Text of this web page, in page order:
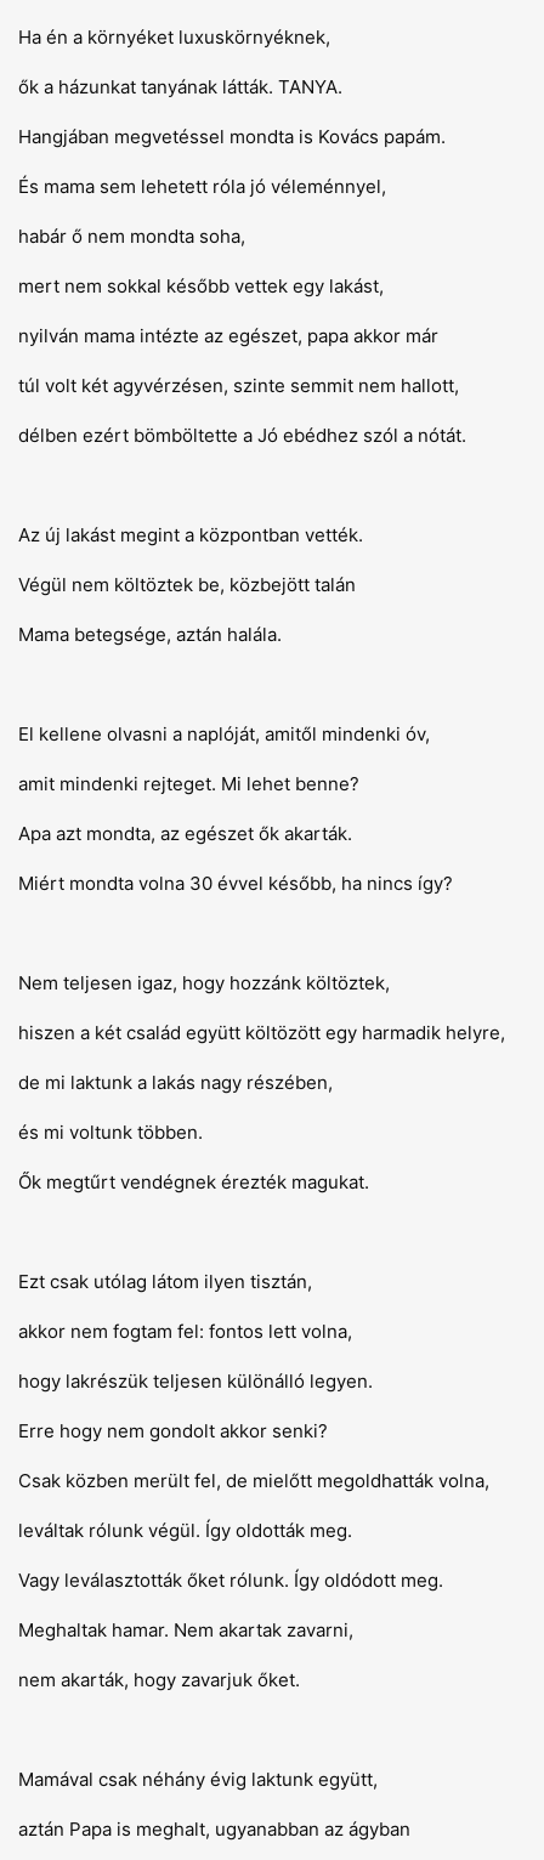
Ha én a környéket luxuskörnyéknek,
ők a házunkat tanyának látták. TANYA.
Hangjában megvetéssel mondta is Kovács papám.
És mama sem lehetett róla jó véleménnyel,
habár ő nem mondta soha,
mert nem sokkal később vettek egy lakást,
nyilván mama intézte az egészet, papa akkor már
túl volt két agyvérzésen, szinte semmit nem hallott,
délben ezért bömböltette a Jó ebédhez szól a nótát.
Az új lakást megint a központban vették.
Végül nem költöztek be, közbejött talán
Mama betegsége, aztán halála.
El kellene olvasni a naplóját, amitől mindenki óv,
amit mindenki rejteget. Mi lehet benne?
Apa azt mondta, az egészet ők akarták.
Miért mondta volna 30 évvel később, ha nincs így?
Nem teljesen igaz, hogy hozzánk költöztek,
hiszen a két család együtt költözött egy harmadik helyre,
de mi laktunk a lakás nagy részében,
és mi voltunk többen.
Ők megtűrt vendégnek érezték magukat.
Ezt csak utólag látom ilyen tisztán,
akkor nem fogtam fel: fontos lett volna,
hogy lakrészük teljesen különálló legyen.
Erre hogy nem gondolt akkor senki?
Csak közben merült fel, de mielőtt megoldhatták volna,
leváltak rólunk végül. Így oldották meg.
Vagy leválasztották őket rólunk. Így oldódott meg.
Meghaltak hamar. Nem akartak zavarni,
nem akarták, hogy zavarjuk őket.
Mamával csak néhány évig laktunk együtt,
aztán Papa is meghalt, ugyanabban az ágyban